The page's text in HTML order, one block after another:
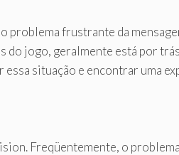
problema frustrante da
do jogo, geralmente está por
situação e encontrar uma
Freqüentemente, o